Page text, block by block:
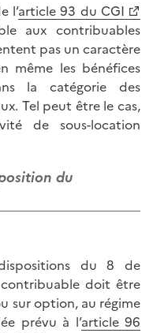
l’article 93 du CGI
aux contribuables
pas un caractère
même les bénéfices
la catégorie des
Tel peut être le cas,
de sous-location
du
du 8 de
doit être
sur option, au régime
prévu à l’article 96